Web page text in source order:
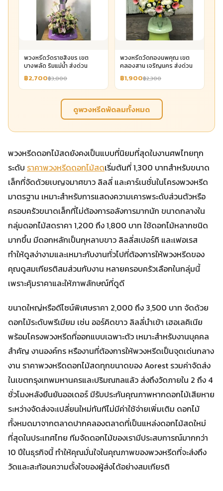
พวงหรีดวัดราชสิงขร เขต
บางพลัด ริมแม่น้ำ ส่งด่วน
฿2,700฿3,000
พวงหรีดวัดทองนพคุณ เขต
คลองสาน เจริญนคร ส่งด่วน
฿1,900฿2,300
ดูพวงหรีดพัดลมทั้งหมด
พวงหรีดดอกไม้สดยังคงเป็นแบบที่นิยมที่สุดในงานศพไทยทุก
ระดับ ราคาพวงหรีดดอกไม้สดเริ่มต้นที่ 1,300 บาทสำหรับขนาด
เล็กที่จัดด้วยเบญจมาศขาว ลิลลี่ และคาร์เนชั่นในโครงพวงหรีด
มาตรฐาน เหมาะสำหรับการแสดงความเคารพระดับส่วนตัวหรือ
ครอบครัวขนาดเล็กที่ไม่ต้องการอลังการมากนัก ขนาดกลางใน
กลุ่มดอกไม้สดราคา 1,200 ถึง 1,800 บาท ใช้ดอกไม้หลากชนิด
มากขึ้น มีดอกหลักเป็นกุหลาบขาว ลิลลี่สเปอร์ทิ และเฟอเรส
ทำให้ดูสง่างามและเหมาะกับงานทั่วไปที่ต้องการให้พวงหรีดของ
คุณดูสมเกียรติสมส่วนกับงาน หลายครอบครัวเลือกในกลุ่มนี้
เพราะคุ้มราคาและให้ภาพลักษณ์ที่ดูดี
ขนาดใหญ่หรือดีไซน์พิเศษราคา 2,000 ถึง 3,500 บาท จัดด้วย
ดอกไม้ระดับพรีเมียม เช่น ออร์คิดขาว ลิลลี่นำเข้า เฮอเลคิเนีย
พร้อมโครงพวงหรีดที่ออกแบบเฉพาะตัว เหมาะสำหรับงานบุคคล
สำคัญ งานองค์กร หรืองานที่ต้องการให้พวงหรีดเป็นจุดเด่นกลาง
งาน ราคาพวงหรีดดอกไม้สดทุกขนาดของ Aorest รวมค่าจัดส่ง
ในเขตกรุงเทพมหานครและปริมณฑลแล้ว ส่งถึงวัดภายใน 2 ถึง 4
ชั่วโมงหลังยืนยันออเดอร์ มีรับประกันคุณภาพหากดอกไม้เสียหาย
ระหว่างจัดส่งจะเปลี่ยนใหม่ทันทีไม่มีค่าใช้จ่ายเพิ่มเติม ดอกไม้
ทั้งหมดมาจากตลาดปากคลองตลาดที่เป็นแหล่งดอกไม้สดใหม่
ที่สุดในประเทศไทย ทีมจัดดอกไม้ของเรามีประสบการณ์มากกว่า
10 ปีในธุรกิจนี้ ทำให้คุณมั่นใจในคุณภาพของพวงหรีดที่จะส่งถึง
วัดและสะท้อนความตั้งใจของผู้ส่งได้อย่างสมเกียรติ